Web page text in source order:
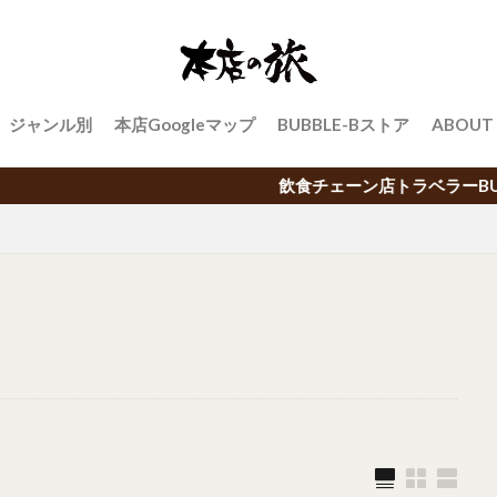
ジャンル別 本店Googleマップ BUBBLE-Bストア ABOUT
飲食チェーン店トラベラーBUBBLE-Bによる日本中の